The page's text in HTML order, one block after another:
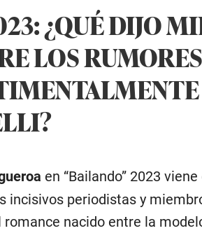
¿QUÉ DIJO
LOS
en “Bailando” 2023
incisivos periodistas y
nacido entre la